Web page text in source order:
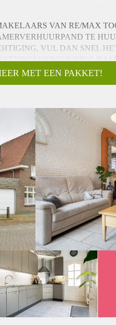
VAN RE/MAX
TE
VUL DAN SNEL
slaapkamer kan gecreëerd
ZIJN PERCEEL JE TE
IK HIER VOOR HET
ZO ALS IK, VERRAST
uitstraling is gelegen niet ver
een rustige locatie nabij
ruimte houden.
MET EEN PAKKET!